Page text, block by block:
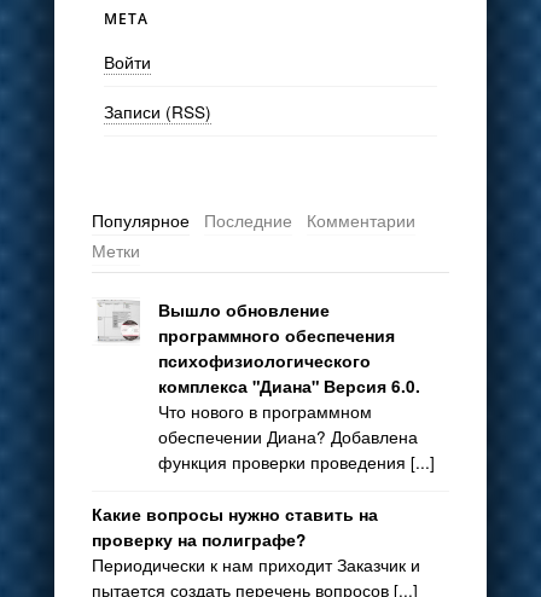
МЕТА
Войти
Записи (RSS)
Популярное Последние
Комментарии
Метки
Вышло обновление
программного обеспечения
психофизиологического
комплекса "Диана" Версия 6.0.
Что нового в программном
обеспечении Диана? Добавлена
функция проверки проведения [...]
Какие вопросы нужно ставить на
проверку на полиграфе?
Периодически к нам приходит Заказчик и
пытается создать перечень вопросов [...]